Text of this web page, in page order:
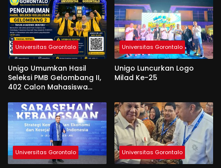
Universitas Gorontalo
Unigo Umumkan Hasil
Seleksi PMB Gelombang II,
402 Calon Mahasiswa
Universitas Gorontalo
Unigo Luncurkan Logo
Milad Ke-25
Universitas Gorontalo Universitas Gorontalo